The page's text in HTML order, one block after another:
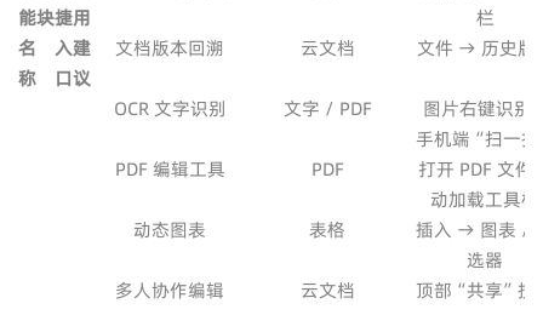
能
名
称
块捷
入
口
用
建
议
栏
文档版本回溯
云文档 文件 → 历史版
OCR 文字识别 文字 / PDF
图片右键识别
手机端“扫一
PDF 编辑工具
PDF
打开 PDF 文件
动加载工具栏
动态图表
表格
插入 → 图表 /
选器
多人协作编辑
云文档 顶部“共享”按